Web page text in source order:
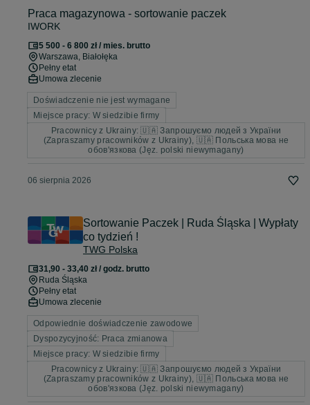
Praca magazynowa - sortowanie paczek
IWORK
5 500 - 6 800 zł / mies. brutto
Warszawa, Białołęka
Pełny etat
Umowa zlecenie
Doświadczenie nie jest wymagane
Miejsce pracy: W siedzibie firmy
Pracownicy z Ukrainy: 🇺🇦 Запрошуємо людей з України
(Zapraszamy pracowników z Ukrainy), 🇺🇦 Польська мова не
обов'язкова (Jęz. polski niewymagany)
06 sierpnia 2026
Sortowanie Paczek | Ruda Śląska | Wypłaty
co tydzień !
TWG Polska
31,90 - 33,40 zł / godz. brutto
Ruda Śląska
Pełny etat
Umowa zlecenie
Odpowiednie doświadczenie zawodowe
Dyspozycyjność: Praca zmianowa
Miejsce pracy: W siedzibie firmy
Pracownicy z Ukrainy: 🇺🇦 Запрошуємо людей з України
(Zapraszamy pracowników z Ukrainy), 🇺🇦 Польська мова не
обов'язкова (Jęz. polski niewymagany)